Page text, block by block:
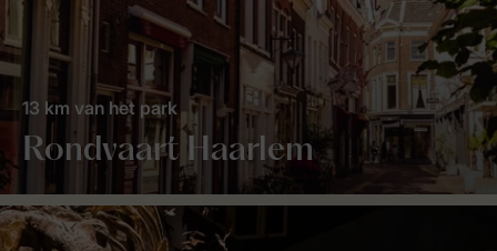
Rondvaart Haarlem
13 km van het park